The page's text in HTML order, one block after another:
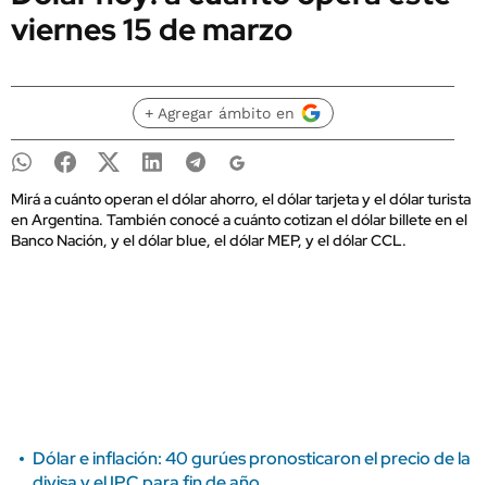
viernes 15 de marzo
+ Agregar ámbito en
Mirá a cuánto operan el dólar ahorro, el dólar tarjeta y el dólar turista
en Argentina. También conocé a cuánto cotizan el dólar billete en el
Banco Nación, y el dólar blue, el dólar MEP, y el dólar CCL.
Dólar e inflación: 40 gurúes pronosticaron el precio de la